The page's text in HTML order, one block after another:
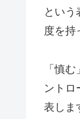
とい
度を持
「慎
ントロ
表しま